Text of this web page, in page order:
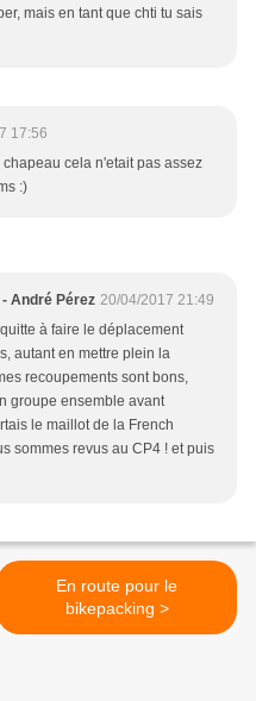
mais en tant que chti tu sais
17:56
cela n'etait pas assez
:)
André Pérez 20/04/2017 21:49
à faire le déplacement
autant en mettre plein la
recoupements sont bons,
groupe ensemble avant
le maillot de la French
sommes revus au CP4 ! et puis
En route pour le
bikepacking >